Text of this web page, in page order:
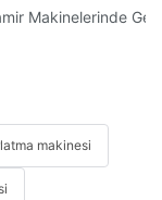
Değişiminde
Makinelerinde
makinesi